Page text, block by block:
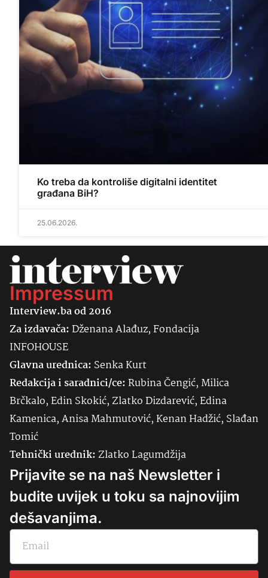
Ko treba da kontroliše digitalni identitet
građana BiH?
25.06.2026.
Impressum
Interview.ba od 2016
Za izdavača:Dženana Alađuz, Fondacija
INFOHOUSE
Glavna urednica: SenkaKurt
Redakcija i saradnici/ce:Rubina Čengić, Milica
Brčkalo, Edin Skokić, Zlatko Dizdarević, Edina
Kamenica, Anisa Mahmutović, Kenan Hadžić, Slađan
Tomić
Tehnički urednik:Zlatko Lagumdžija
Prijavite se na naš Newsletter i
budite uvijek u toku sa najnovijim
dešavanjima.